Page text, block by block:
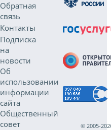
Обратная
связь
Контакты
Подписка
на
новости
Об
использовании
информации
сайта
Общественный
совет
© 2005-